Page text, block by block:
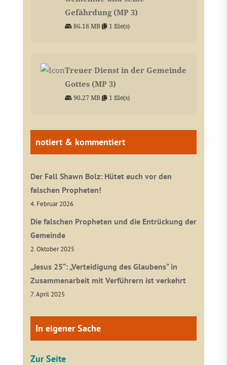
Gefährdung (MP 3)
86.18 MB 1 file(s)
Treuer Dienst in der Gemeinde
Gottes (MP 3)
90.27 MB 1 file(s)
notiert & kommentiert
Der Fall Shawn Bolz: Hütet euch vor den
falschen Propheten!
4. Februar 2026
Die falschen Propheten und die Entrückung der
Gemeinde
2. Oktober 2025
„Jesus 25“: „Verteidigung des Glaubens“ in
Zusammenarbeit mit Verführern ist verkehrt
7. April 2025
In eigener Sache
Zur Seite